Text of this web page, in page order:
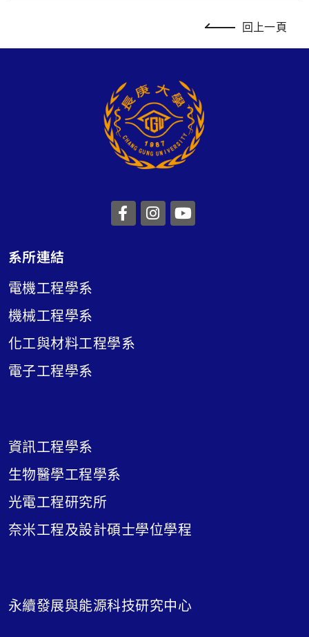
回上一頁
前往長庚大學facebook
前往長庚大學
系所連結
電機工程學系
機械工程學系
化工與材料工程學系
電子工程學系
資訊工程學系
生物醫學工程學系
光電工程研究所
奈米工程及設計碩士學位學程
永續發展與能源科技研究中心